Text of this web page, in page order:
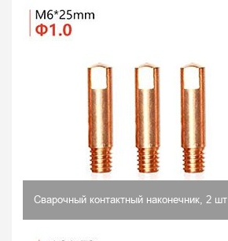
Сварочный контактный наконечник, 2 шт